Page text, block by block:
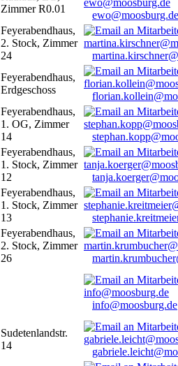
Zimmer R0.01
ewo@moosburg.de
Feyerabendhaus,
2. Stock, Zimmer
24
Feyerabendhaus,
Erdgeschoss
Feyerabendhaus,
1. OG, Zimmer
14
Feyerabendhaus,
1. Stock, Zimmer
12
Feyerabendhaus,
1. Stock, Zimmer
13
Feyerabendhaus,
2. Stock, Zimmer
26
info@moosburg.de
Sudetenlandstr.
14